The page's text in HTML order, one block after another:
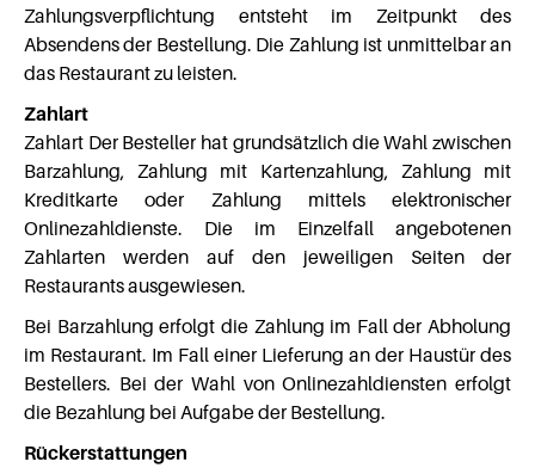
Zahlungsverpflichtung entsteht im Zeitpunkt des
Absendens der Bestellung. Die Zahlung ist unmittelbar an
das Restaurant zu leisten.
Zahlart
Zahlart Der Besteller hat grundsätzlich die Wahl zwischen
Barzahlung, Zahlung mit Kartenzahlung, Zahlung mit
Kreditkarte oder Zahlung mittels elektronischer
Onlinezahldienste. Die im Einzelfall angebotenen
Zahlarten werden auf den jeweiligen Seiten der
Restaurants ausgewiesen.
Bei Barzahlung erfolgt die Zahlung im Fall der Abholung
im Restaurant. Im Fall einer Lieferung an der Haustür des
Bestellers. Bei der Wahl von Onlinezahldiensten erfolgt
die Bezahlung bei Aufgabe der Bestellung.
Rückerstattungen